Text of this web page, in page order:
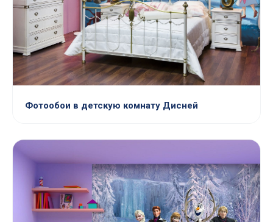
Фотообои в детскую комнату Дисней